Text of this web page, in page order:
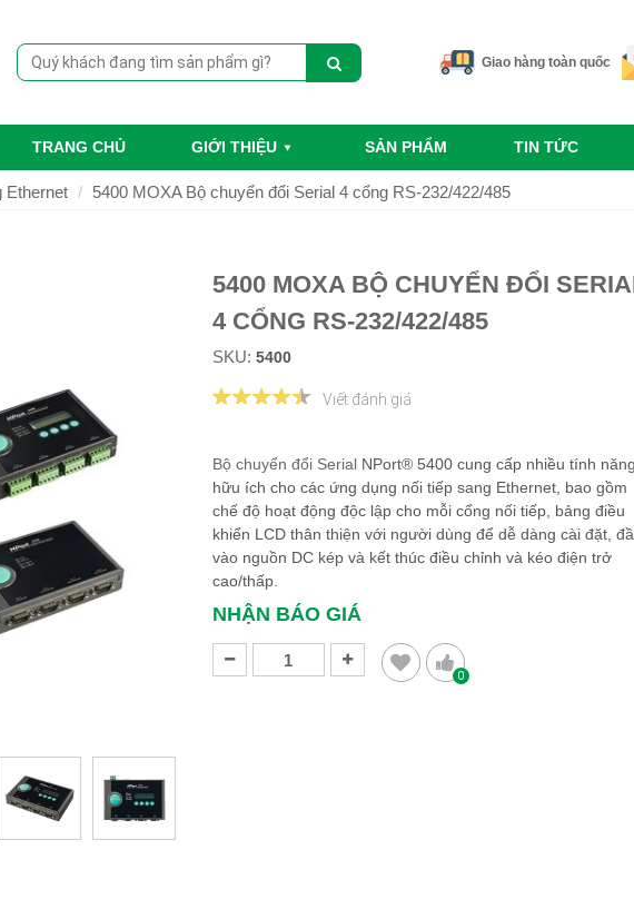
Giao hàng toàn quốc
TRANG CHỦ GIỚI THIỆU SẢN PHẨM TIN TỨC
Ethernet 5400 MOXA Bộ chuyển đổi Serial 4 cổng RS-232/422/485
5400 MOXA BỘ CHUYỂN ĐỔI
4 CỔNG RS-232/422/485
SKU: 5400
Viết đánh giá
Bộ chuyển đổi SerialNPort® 5400 cung cấp nhiều tính năng
hữu ích cho các ứng dụng nối tiếp sang Ethernet, bao gồm
chế độ hoạt động độc lập cho mỗi cổng nối tiếp, bảng điều
khiển LCD thân thiện với người dùng để dễ dàng cài đặt,
vào nguồn DC kép và kết thúc điều chỉnh và kéo điện trở
cao/thấp.
NHẬN BÁO GIÁ
0